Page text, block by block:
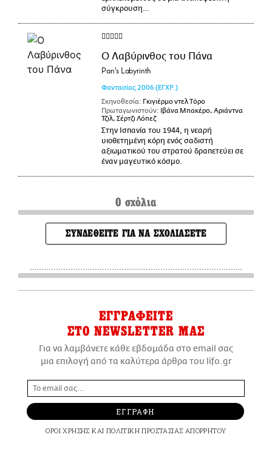
σύγκρουση…
Ο Λαβύρινθος του Πάνα
Pan's Labyrinth
Φαντασίας 2006 (ΕΓΧΡ.)
Σκηνοθεσία: Γκιγιέρμο ντελ Τόρο
Πρωταγωνιστούν: Ιβάνα Μπακέρο, Αριάντνα
Τζιλ, Σέρτζι Λόπεζ
Στην Ισπανία του 1944, η νεαρή
υιοθετημένη κόρη ενός σαδιστή
αξιωματικού του στρατού δραπετεύει σε
έναν μαγευτικό κόσμο.
0 σχόλια
ΣΥΝΔΕΘΕΙΤΕ ΓΙΑ ΝΑ ΣΧΟΛΙΑΣΕΤΕ
ΕΓΓΡΑΦΕΙΤΕ
ΣΤΟ NEWSLETTER ΜΑΣ
Για να λαμβάνετε κάθε εβδομάδα στο email σας
μια επιλογή από τα καλύτερα άρθρα του lifo.gr
ΕΓΓΡΑΦΗ
ΟΡΟΙ ΧΡΗΣΗΣ ΚΑΙ ΠΟΛΙΤΙΚΗ ΠΡΟΣΤΑΣΙΑΣ ΑΠΟΡΡΗΤΟΥ